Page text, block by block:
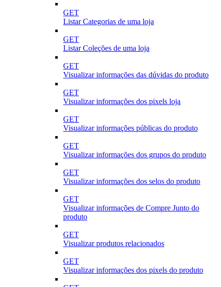
GET
Listar Categorias de uma loja
GET
Listar Coleções de uma loja
GET
Visualizar informações das dúvidas do produto
GET
Visualizar informações dos pixels loja
GET
Visualizar informações públicas do produto
GET
Visualizar informações dos grupos do produto
GET
Visualizar informações dos selos do produto
GET
Visualizar informações de Compre Junto do
produto
GET
Visualizar produtos relacionados
GET
Visualizar informações dos pixels do produto